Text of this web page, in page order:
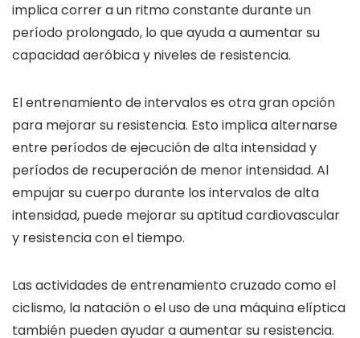
implica correr a un ritmo constante durante un
período prolongado, lo que ayuda a aumentar su
capacidad aeróbica y niveles de resistencia.
El entrenamiento de intervalos es otra gran opción
para mejorar su resistencia. Esto implica alternarse
entre períodos de ejecución de alta intensidad y
períodos de recuperación de menor intensidad. Al
empujar su cuerpo durante los intervalos de alta
intensidad, puede mejorar su aptitud cardiovascular
y resistencia con el tiempo.
Las actividades de entrenamiento cruzado como el
ciclismo, la natación o el uso de una máquina elíptica
también pueden ayudar a aumentar su resistencia.